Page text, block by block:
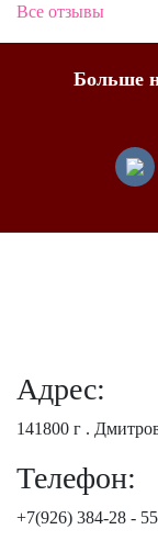
Все отзывы
Больше
Адрес:
141800 г .
Телефон:
+7(926) 384-28 -